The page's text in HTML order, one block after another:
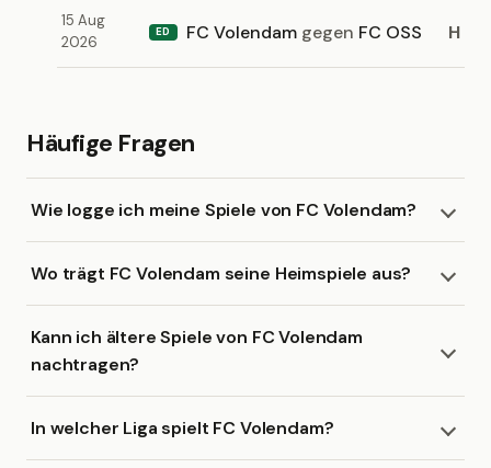
15 Aug
2026
ED FC Volendam gegen FC OSS H
Häufige Fragen
Wie logge ich meine Spiele von FC Volendam?
Wo trägt FC Volendam seine Heimspiele aus?
Kann ich ältere Spiele von FC Volendam
nachtragen?
In welcher Liga spielt FC Volendam?